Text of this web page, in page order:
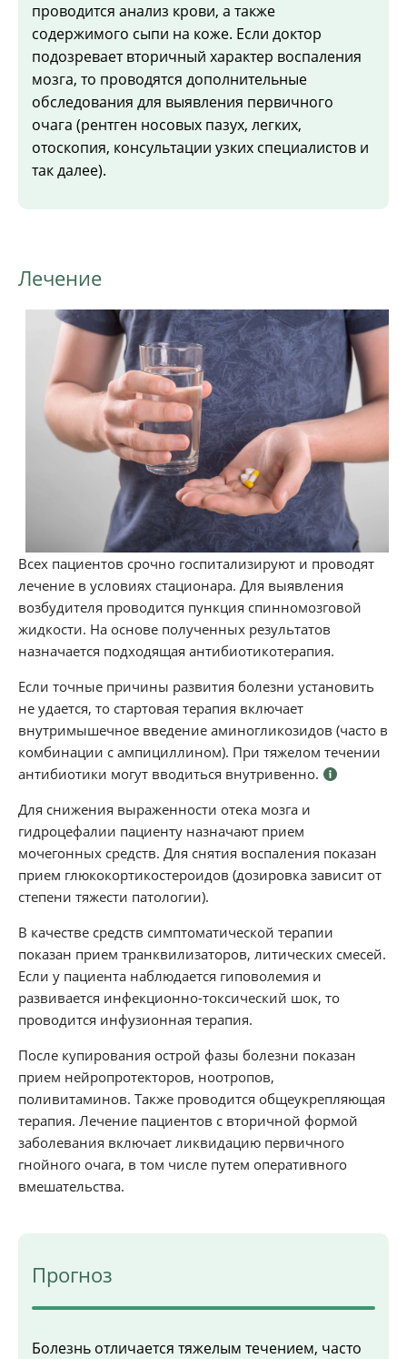
проводится анализ крови, а также
содержимого сыпи на коже. Если доктор
подозревает вторичный характер воспаления
мозга, то проводятся дополнительные
обследования для выявления первичного
очага (рентген носовых пазух, легких,
отоскопия, консультации узких специалистов и
так далее).
Лечение
Всех пациентов срочно госпитализируют и проводят
лечение в условиях стационара. Для выявления
возбудителя проводится пункция спинномозговой
жидкости. На основе полученных результатов
назначается подходящая антибиотикотерапия.
Если точные причины развития болезни установить
не удается, то стартовая терапия включает
внутримышечное введение аминогликозидов (часто в
комбинации с ампициллином). При тяжелом течении
антибиотики могут вводиться внутривенно.
Для снижения выраженности отека мозга и
гидроцефалии пациенту назначают прием
мочегонных средств. Для снятия воспаления показан
прием глюкокортикостероидов (дозировка зависит от
степени тяжести патологии).
В качестве средств симптоматической терапии
показан прием транквилизаторов, литических смесей.
Если у пациента наблюдается гиповолемия и
развивается инфекционно-токсический шок, то
проводится инфузионная терапия.
После купирования острой фазы болезни показан
прием нейропротекторов, ноотропов,
поливитаминов. Также проводится общеукрепляющая
терапия. Лечение пациентов с вторичной формой
заболевания включает ликвидацию первичного
гнойного очага, в том числе путем оперативного
вмешательства.
Прогноз
Болезнь отличается тяжелым течением, часто